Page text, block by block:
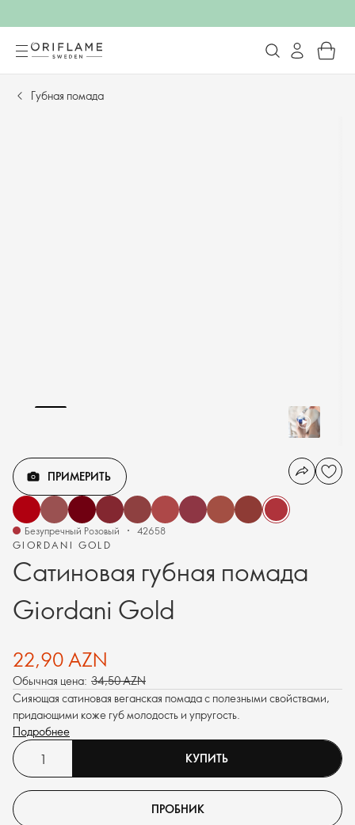
Губная помада
GIORDANI GOLD
Сатиновая губная помада
Giordani Gold
ПРИМЕРИТЬ
Безупречный Розовый 42658
22,90 AZN
Обычная цена: 34,50 AZN
Сияющая сатиновая веганская помада с полезными свойствами,
придающими коже губ молодость и упругость.
Подробнее
КУПИТЬ
ПРОБНИК